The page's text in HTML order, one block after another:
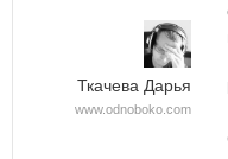
Ткачева Дарья
www.odnoboko.com